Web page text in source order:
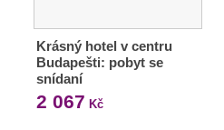
Krásný hotel v centru
Budapešti: pobyt se
snídaní
2 067 Kč